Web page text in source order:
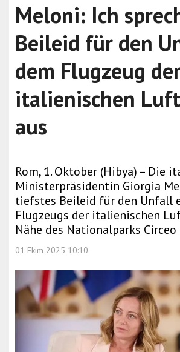
Meloni: Ich
Beileid für den
dem Flugzeug
italienischen
aus
Rom, 1. Oktober (Hibya) – Die
Ministerpräsidentin Giorgia
tiefstes Beileid für den Unfall
Flugzeugs der italienischen
Nähe des Nationalparks Circeo
01 Ekim 2025 10:10